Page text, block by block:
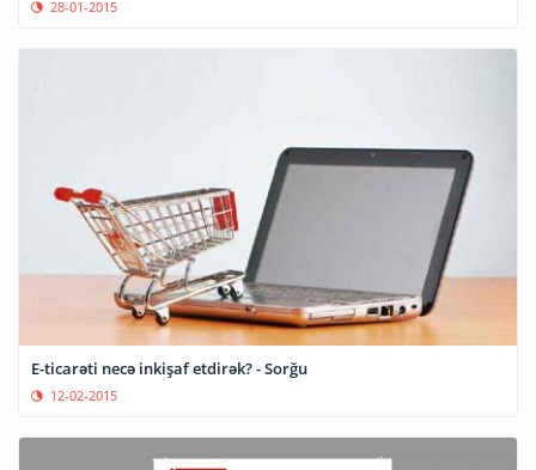
28-01-2015
E-ticarəti necə inkişaf etdirək? - Sorğu
12-02-2015